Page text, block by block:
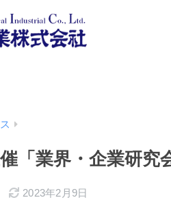
「業界・企業研究
2023年2月9日